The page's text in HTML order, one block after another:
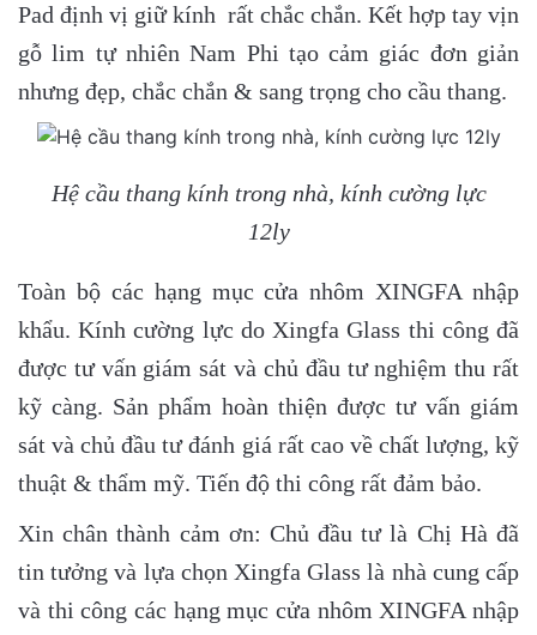
Pad định vị giữ kính rất chắc chắn. Kết hợp tay vịn
gỗ lim tự nhiên Nam Phi tạo cảm giác đơn giản
nhưng đẹp, chắc chắn & sang trọng cho cầu thang.
Hệ cầu thang kính trong nhà, kính cường lực
12ly
Toàn bộ các hạng mục cửa nhôm XINGFA nhập
khẩu. Kính cường lực do Xingfa Glass thi công đã
được tư vấn giám sát và chủ đầu tư nghiệm thu rất
kỹ càng. Sản phẩm hoàn thiện được tư vấn giám
sát và chủ đầu tư đánh giá rất cao về chất lượng, kỹ
thuật & thẩm mỹ. Tiến độ thi công rất đảm bảo.
Xin chân thành cảm ơn: Chủ đầu tư là Chị Hà đã
tin tưởng và lựa chọn Xingfa Glass là nhà cung cấp
và thi công các hạng mục cửa nhôm XINGFA nhập